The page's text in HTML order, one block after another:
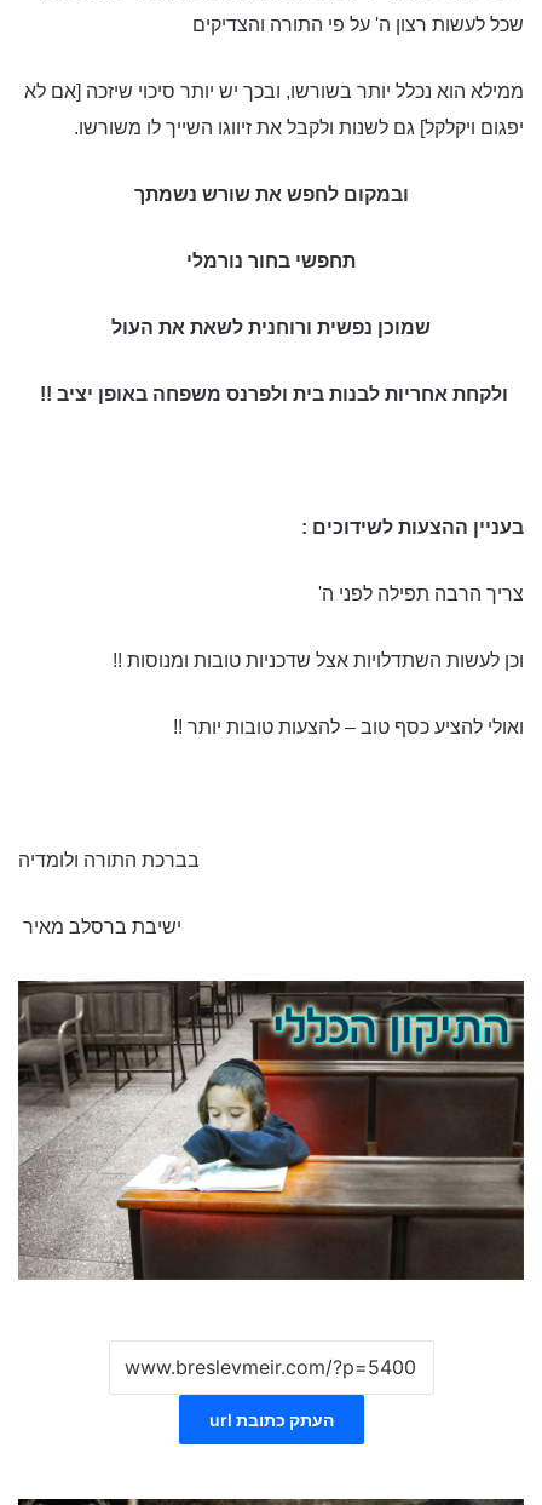
שכל לעשות רצון ה' על פי התורה והצדיקים
ממילא הוא נכלל יותר בשורשו, ובכך יש יותר סיכוי שיזכה [אם לא
יפגום ויקלקל] גם לשנות ולקבל את זיווגו השייך לו משורשו.
ובמקום לחפש את שורש נשמתך
תחפשי בחור נורמלי
שמוכן נפשית ורוחנית לשאת את העול
ולקחת אחריות לבנות בית ולפרנס משפחה באופן יציב !!
בעניין ההצעות לשידוכים :
צריך הרבה תפילה לפני ה'
וכן לעשות השתדלויות אצל שדכניות טובות ומנוסות !!
ואולי להציע כסף טוב – להצעות טובות יותר !!
בברכת התורה ולומדיה
ישיבת ברסלב מאיר
העתק כתובת url